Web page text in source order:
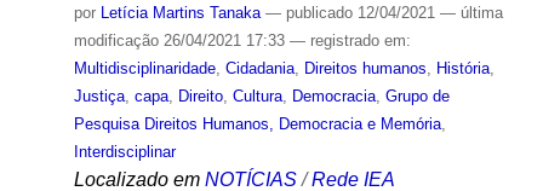
por Letícia Martins Tanaka — publicado12/04/2021 — última
modificação26/04/2021 17:33 — registrado em:
Multidisciplinaridade, Cidadania, Direitos humanos História,
Justiça, capa, Direito, Cultura, Democracia, Grupo de
Pesquisa Direitos Humanos, Democracia e Memória,
Interdisciplinar
Localizado em NOTÍCIAS /Rede IEA